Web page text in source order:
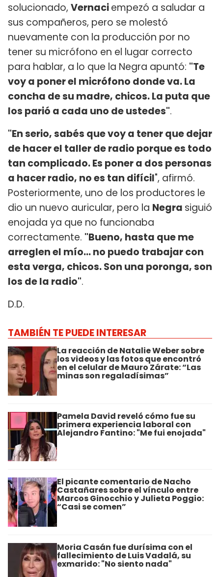
solucionado, Vernaciempezó a saludar a
sus compañeros, pero se molestó
nuevamente con la producción por no
tener su micrófono en el lugar correcto
para hablar, a lo que la Negra apuntó: "Te
voy a poner el micrófono donde va. La
concha de su madre, chicos. La puta que
los parió a cada uno de ustedes".
"En serio, sabés que voy a tener que dejar
de hacer el taller de radio porque es todo
tan complicado. Es poner a dos personas
a hacer radio, no es tan difícil", afirmó.
Posteriormente, uno de los productores le
dio un nuevo auricular, pero la Negra siguió
enojada ya que no funcionaba
correctamente. "Bueno, hasta que me
arreglen el mío... no puedo trabajar con
esta verga, chicos. Son una poronga, son
los de la radio".
D.D.
TAMBIÉN TE PUEDE INTERESAR
La reacción de Natalie Weber sobre
los videos y las fotos que encontró
en el celular de Mauro Zárate: “Las
minas son regaladísimas”
Pamela David reveló cómo fue su
primera experiencia laboral con
Alejandro Fantino: "Me fui enojada"
El picante comentario de Nacho
Castañares sobre el vínculo entre
Marcos Ginocchio y Julieta Poggio:
“Casi se comen”
Moria Casán fue durísima con el
fallecimiento de Luis Vadalá, su
exmarido: "No siento nada"